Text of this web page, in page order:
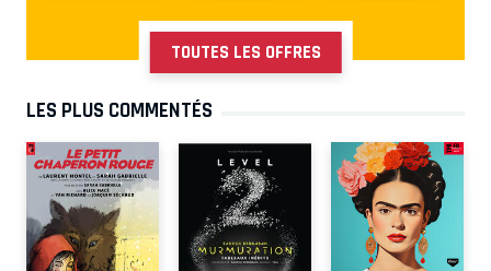
TOUTES LES OFFRES
LES PLUS COMMENTÉS